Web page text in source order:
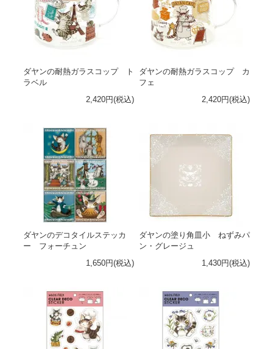
ダヤンの耐熱ガラスコップ ト
ラベル
2,420円(税込)
ダヤンの耐熱ガラスコップ カ
フェ
2,420円(税込)
ダヤンのデコタイルステッカ
ー フォーチュン
1,650円(税込)
ダヤンの塗り角皿小 ねずみパ
ン・グレージュ
1,430円(税込)